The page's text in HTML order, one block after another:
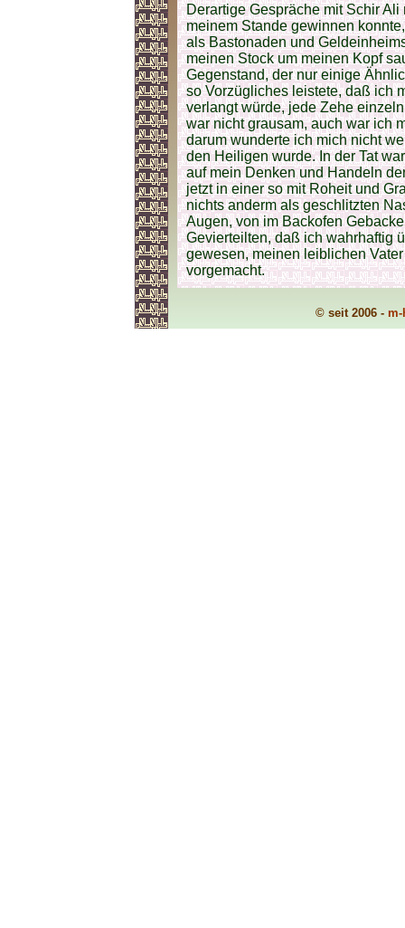
Derartige Gespräche mit Schir
meinem Stande gewinnen
als Bastonaden und
meinen Stock um meinen Kopf
Gegenstand, der nur einige
so Vorzügliches leistete, daß ich
verlangt würde, jede Zehe
war nicht grausam, auch war ich
darum wunderte ich mich nicht
den Heiligen wurde. In der Tat
auf mein Denken und Handeln
jetzt in einer so mit Roheit und
nichts anderm als geschlitzten
Augen, von im Backofen
Gevierteilten, daß ich wahrhaftig
gewesen, meinen leiblichen
vorgemacht.
© seit 2006 - m-